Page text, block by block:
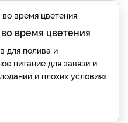
время цветения
для полива и
питание для завязи и
и плохих условиях